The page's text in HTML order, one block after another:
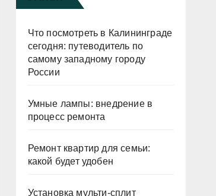
Что посмотреть в Калининграде
сегодня: путеводитель по
самому западному городу
России
Умные лампы: внедрение в
процесс ремонта
Ремонт квартир для семьи:
какой будет удобен
Установка мульти-сплит